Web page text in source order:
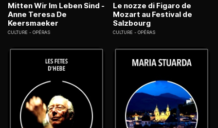
Mitten Wir Im Leben Sind -
Anne Teresa De
Keersmaeker
CULTURE OPÉRAS
Le nozze di Figaro de
Mozart au Festival de
Salzbourg
CULTURE OPÉRAS